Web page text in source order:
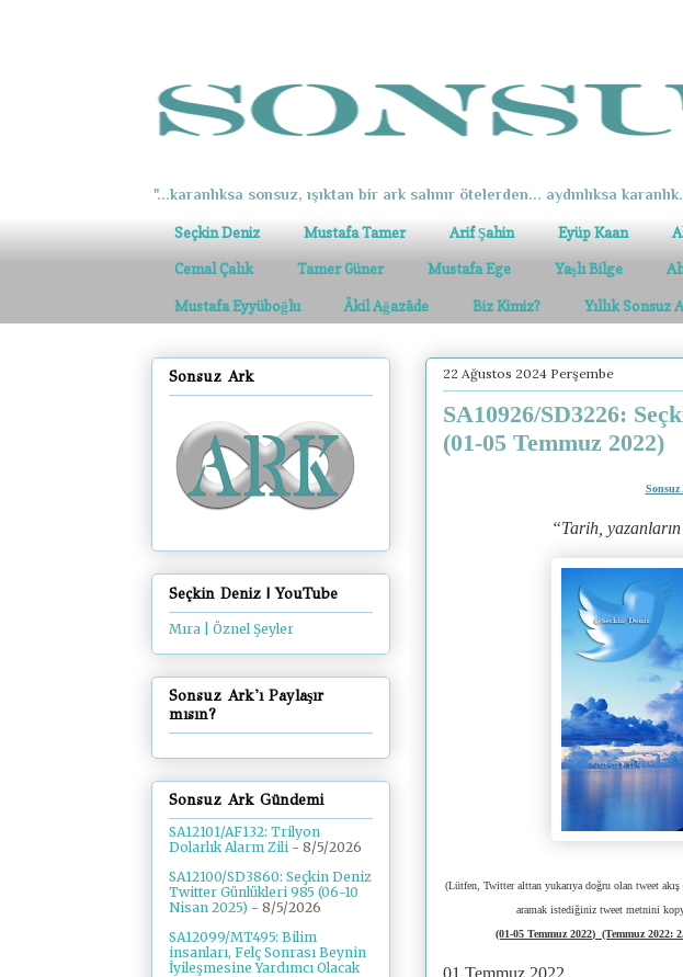
"...karanlıksa sonsuz, ışıktan bir ark salınır ötelerden... aydınlıksa
Seçkin Deniz Mustafa Tamer Arif Şahin Eyüp Kaan
Cemal Çalık Tamer Güner Mustafa Ege Yaşlı Bilge
Mustafa Eyyüboğlu Âkil Ağazâde Biz Kimiz? Yıllık Sonsuz
22 Ağustos 2024 Perşembe
SA10926/SD3226:
(01-05 Temmuz 2022)
Sonsuz
“Tarih,
(Lütfen, Twitter alttan yukarıya doğru olan tweet
aramak istediğiniz tweet metnini
(01-05 Temmuz 2022) (Temmuz 2022:
01 Temmuz 2022
Sonsuz Ark
Seçkin Deniz | YouTube
Mıra | Öznel Şeyler
Sonsuz Ark'ı Paylaşır
mısın?
Sonsuz Ark Gündemi
SA12101/AF132: Trilyon
Dolarlık Alarm Zili - 8/5/2026
SA12100/SD3860: Seçkin Deniz
Twitter Günlükleri 985 (06-10
Nisan 2025) - 8/5/2026
SA12099/MT495: Bilim
insanları, Felç Sonrası Beynin
İyileşmesine Yardımcı Olacak